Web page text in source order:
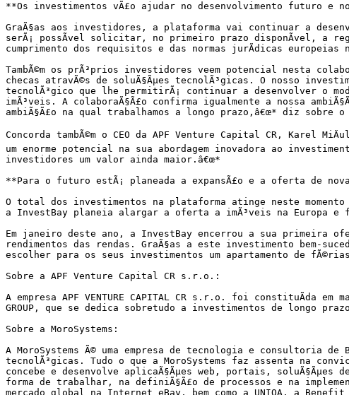
**Os investimentos vÃ£o ajudar no desenvolvimento futuro e no
GraÃ§as aos investidores, a plataforma vai continuar a
serÃ¡ possÃ­vel solicitar, no primeiro prazo disponÃ­vel, a
cumprimento dos requisitos e das normas jurÃ­dicas
TambÃ©m os prÃ³prios investidores veem potencial nesta
checas atravÃ©s de soluÃ§Ãµes tecnolÃ³gicas. O nosso
tecnolÃ³gico que lhe permitirÃ¡ continuar a desenvolver o
imÃ³veis. A colaboraÃ§Ã£o confirma igualmente a nossa
ambiÃ§Ã£o na qual trabalhamos a longo prazo,â€œ* diz sobre o
Concorda tambÃ©m o CEO da APF Venture Capital CR, Karel
um enorme potencial na sua abordagem inovadora ao
investidores um valor ainda maior.â€œ*
**Para o futuro estÃ¡ planeada a expansÃ£o e a oferta de
O total dos investimentos na plataforma atinge neste
a InvestBay planeia alargar a oferta a imÃ³veis na Europa e
Em janeiro deste ano, a InvestBay encerrou a sua primeira
rendimentos das rendas. GraÃ§as a este investimento bem-
escolher para os seus investimentos um apartamento de
Sobre a APF Venture Capital CR s.r.o.:
A empresa APF VENTURE CAPITAL CR s.r.o. foi constituÃ­da
GROUP, que se dedica sobretudo a investimentos de longo
Sobre a MoroSystems:
A MoroSystems Ã© uma empresa de tecnologia e consultoria
tecnolÃ³gicas. Tudo o que a MoroSystems faz assenta na
concebe e desenvolve aplicaÃ§Ãµes web, portais, soluÃ§Ãµes
forma de trabalhar, na definiÃ§Ã£o de processos e na
mercado global na Internet eBay, bem como a UNIQA, a